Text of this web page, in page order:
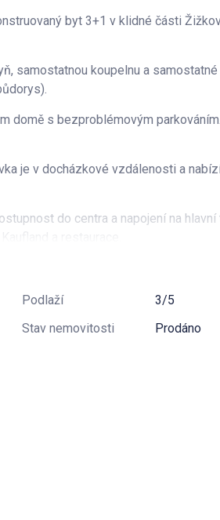
byt 3+1 v klidné části
samostatnou koupelnu a samostatné
domě s bezproblémovým
je v docházkové vzdálenosti a
do centra a napojení na hlavní
Podlaží
3/5
Stav nemovitosti
Prodáno